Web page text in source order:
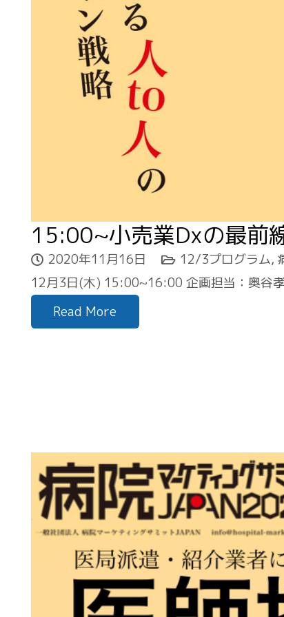
15:00~小売業Dxの最前
2020年11月16日 12/3プログラム,
12月3日(木) 15:00~16:00 企画担当：奥谷
Read More